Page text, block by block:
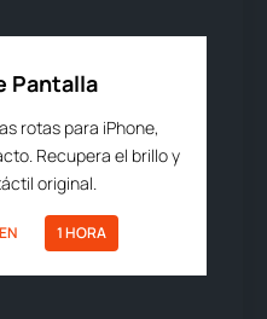
Pantalla
rotas para iPhone,
Recupera el brillo y
original.
1 HORA